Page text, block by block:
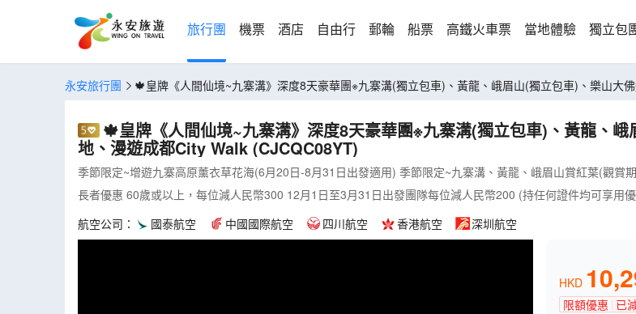
旅行團 機票 酒店 自由行 郵輪 船票 高鐵火車票 當地體驗 獨立包
永安旅行團 🍁皇牌《人間仙境~九寨溝》深度8天豪華團※九寨溝(獨立包車)、黃龍、峨眉山(獨立包車)、樂山大
🍁皇牌《人間仙境~九寨溝》深度8天豪華團※九寨溝(獨立包車)、黃龍、
地、漫遊成都City Walk (CJCQC08YT)
季節限定~增遊九寨高原薰衣草花海(6月20日-8月31日出發適用) 季節限定~九寨溝、黃龍、峨眉山賞紅葉(觀賞
長者優惠 60歲或以上，每位減人民幣300 12月1日至3月31日出發團隊每位減人民幣200 (持任何證件均可享用
航空公司：
國泰航空 中國國際航空 四川航空 香港航空 深圳航空
HKD
限額優惠 已